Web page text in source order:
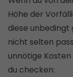
Höhe der
diese unbedingt
nicht selten
unnötige
du checken: